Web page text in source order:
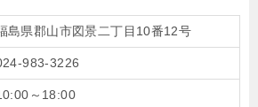
島県郡山市図景二丁目10番12号
983-3226
～18:00